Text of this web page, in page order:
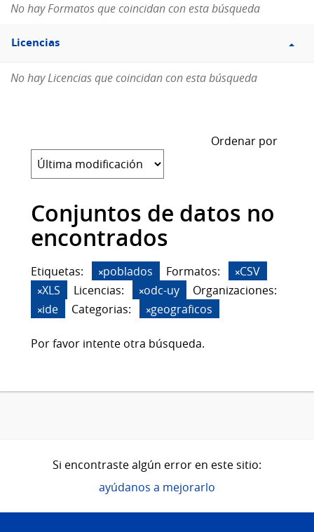
No hay Formatos que coincidan con esta búsqueda
Filtro
Licencias
Licencias
No hay Licencias que coincidan con esta búsqueda
Ordenar por
Conjuntos de datos no
encontrados
Etiquetas: poblados Formatos:
CSV
XLS
Licencias: odc-uy
Organizaciones:
ide
Categorias: geograficos
Por favor intente otra búsqueda.
Si encontraste algún error en este sitio:
ayúdanos a mejorarlo